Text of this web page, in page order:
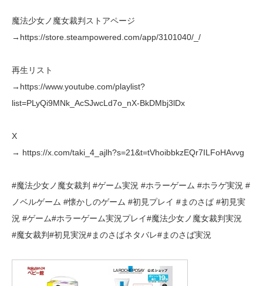
魔法少女ノ魔女裁判ストアページ
→https://store.steampowered.com/app/3101040/_/
再生リスト
→https://www.youtube.com/playlist?
list=PLyQi9MNk_AcSJwcLd7o_nX-BkDMbj3lDx
X
→ https://x.com/taki_4_ajlh?s=21&t=tVhoibbkzEQr7ILFoHAvvg
#魔法少女ノ魔女裁判 #ゲーム実況 #ホラーゲーム #ホラゲ実況 #
ノベルゲーム #懐かしのゲーム #初見プレイ #まのさば #初見実
況 #ゲーム#ホラーゲーム実況プレイ#魔法少女ノ魔女裁判実況
#魔女裁判#初見実況#まのさばネタバレ#まのさば実況